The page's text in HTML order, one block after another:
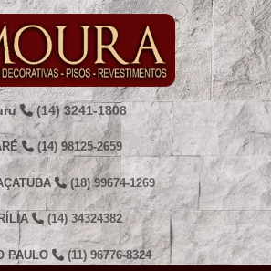
(14) 3241-1808
(14) 98125-2659
(18) 99674-1269
(14) 34324382
PAULO (11) 96776-8324